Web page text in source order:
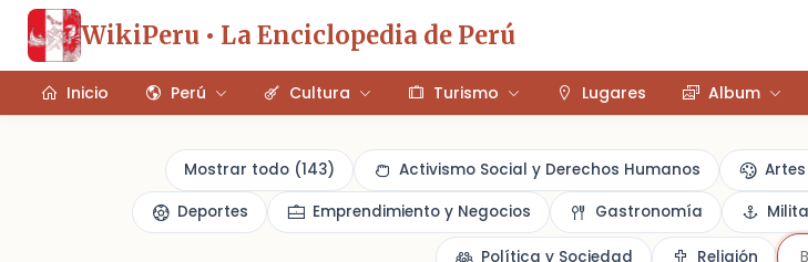
WikiPeru • La Enciclopedia de Perú
Inicio Perú Cultura Turismo Lugares Album
Mostrar todo (143) Activismo Social y Derechos Humanos
Deportes
Emprendimiento y Negocios Gastronomía
Política y Sociedad Religión